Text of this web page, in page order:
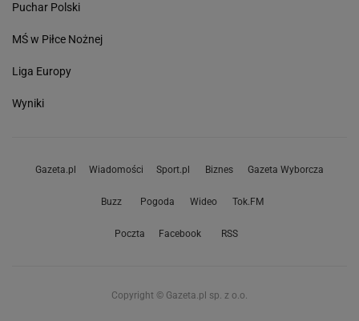
Puchar Polski
MŚ w Piłce Nożnej
Liga Europy
Wyniki
Gazeta.pl Wiadomości Sport.pl Biznes Gazeta Wyborcza
Buzz Pogoda Wideo Tok.FM
Poczta Facebook RSS
Copyright © Gazeta.pl sp. z o.o.